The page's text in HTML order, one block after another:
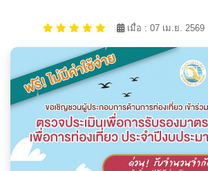
เมื่อ : 07 เม.ย. 2569 ,